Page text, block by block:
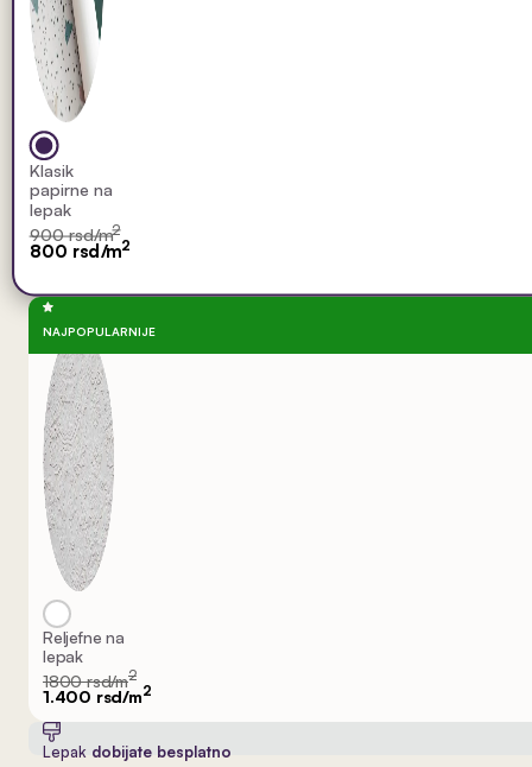
Klasik
papirne na
lepak
900 rsd/m2
800 rsd/m2
NAJPOPULARNIJE
Reljefne na
lepak
1800 rsd/m2
1.400 rsd/m2
Lepak dobijate besplatno